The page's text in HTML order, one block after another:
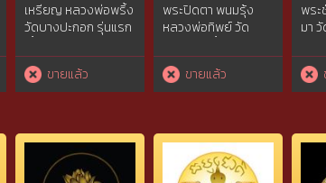
เหรียญ หลวงพ่อพริ้ง
วัดบางปะกอก รุ่นแรก
กรุงเทพมหานคร
ขายแล้ว
พระปิดตา พนมรุ้ง
หลวงพ่อทิพย์ วัด
(สร้างแค่ 1981 องค์) ปี
2518 บุรีรัมย์ (หลวงปู่
ทิม ปลุกเสก) (ติดต่อ
โทร./ไลน์
0819711350)
ขายแล้ว
พระ
มา
กรุง
(สอบ
โทร
ครับ)